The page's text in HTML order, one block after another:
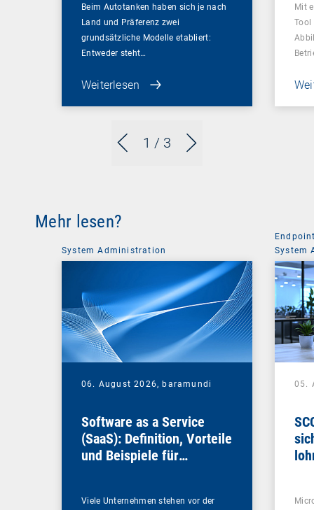
1 / 3
Beim Autotanken haben sich je nach
Land und Präferenz zwei
grundsätzliche Modelle etabliert:
Entweder steht…
Weiterlesen
Mit
Tool
Mehr lesen?
System Administration
06. August 2026, baramundi
Software as a Service
(SaaS): Definition, Vorteile
und Beispiele für
Viele Unternehmen stehen vor der
System
05.